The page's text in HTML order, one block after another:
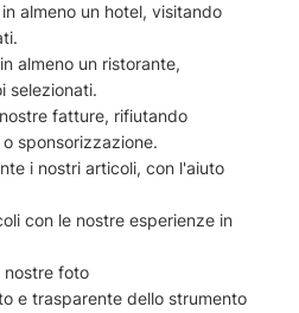
almeno un hotel, visitando
almeno un ristorante,
selezionati.
fatture, rifiutando
sponsorizzazione.
i nostri articoli, con l'aiuto
con le nostre esperienze in
nostre foto
e trasparente dello strumento